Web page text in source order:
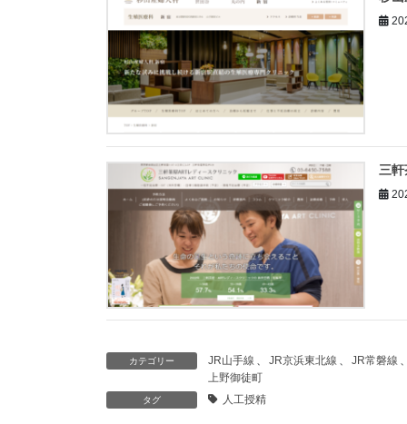
三
カテゴリー JR山手線 、 JR京浜東北線 、 JR常磐線
上野御徒町
タグ 人工授精